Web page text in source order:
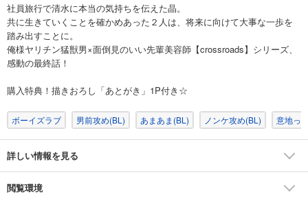
社員旅行で清水に本当の気持ちを伝えた晶。
共に生きていくことを確かめあった２人は、将来に向けて大事な一歩を
踏み出すことに。
俺様ヤリチン猛獣男×面倒見のいい先輩美容師【crossroads】シリーズ、
感動の最終話！
購入特典！描きおろし「あとがき」1P付き☆
ボーイズラブ 男前攻め(BL) あまあま(BL) ノンケ攻め(BL) 意地っ
詳しい情報を見る
閲覧環境